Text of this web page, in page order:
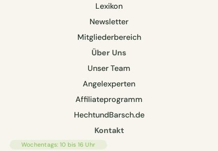
Lexikon
Newsletter
Mitgliederbereich
Über Uns
Unser Team
Angelexperten
Affiliateprogramm
HechtundBarsch.de
Kontakt
Wochentags: 10 bis 16 Uhr